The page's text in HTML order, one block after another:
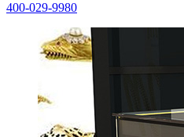
400-029-9980